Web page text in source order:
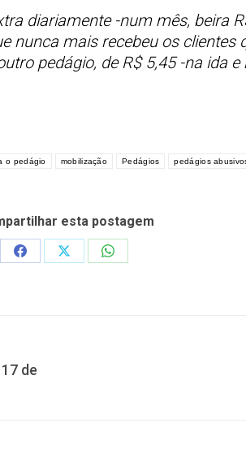
diariamente -num mês, beira
nunca mais recebeu os
pedágio, de R$ 5,45 -na ida e
o pedágio mobilização Pedágios pedágios
esta postagem
Share
Share
Share
de